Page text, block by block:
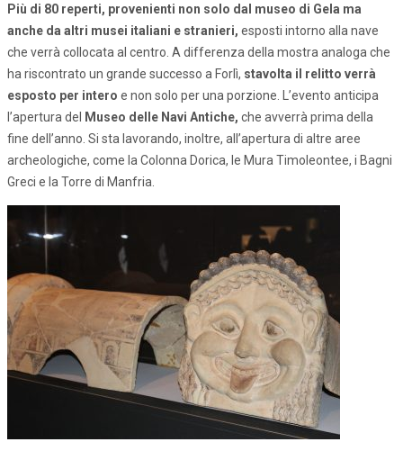
Più di 80 reperti, provenienti non solo dal museo di Gela ma
anche da altri musei italiani e stranieri, esposti intorno alla nave
che verrà collocata al centro. A differenza della mostra analoga che
ha riscontrato un grande successo a Forlì, stavolta il relitto verrà
esposto per intero e non solo per una porzione. L’evento anticipa
l’apertura del
Museo delle Navi Antiche, che avverrà prima della
fine dell’anno. Si sta lavorando, inoltre, all’apertura di altre aree
archeologiche, come la Colonna Dorica, le Mura Timoleontee, i Bagni
Greci e la Torre di Manfria.